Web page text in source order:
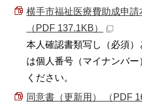
横手市福祉医療費助成申
（PDF 137.1KB）
本人確認書類写し（必須
は個人番号（マイナンバ
ください。
同意書（更新用） （PDF